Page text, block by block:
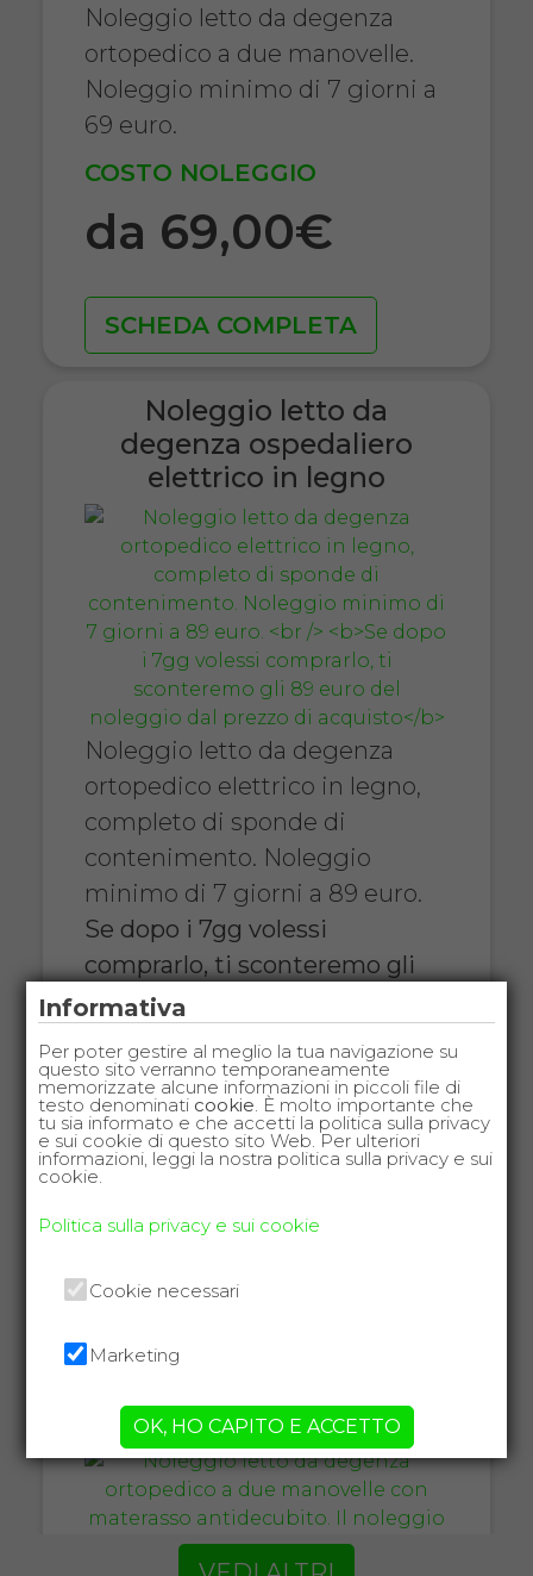
Noleggio letto da degenza
ortopedico a due manovelle.
Noleggio minimo di 7 giorni a
69 euro.
COSTO NOLEGGIO
da 69,00€
SCHEDA COMPLETA
Noleggio letto da
degenza ospedaliero
elettrico in legno
Noleggio letto da degenza
ortopedico elettrico in legno,
completo di sponde di
contenimento. Noleggio
minimo di 7 giorni a 89 euro.
Se dopo i 7gg volessi
comprarlo, ti sconteremo gli
89 euro del noleggio dal prezzo
COSTO NOLEGGIO
da 89,00€
SCHEDA COMPLETA
degenza ortopedico a
Materasso antidecubito
Informativa
Per poter gestire al meglio la tua navigazione su
questo sito verranno temporaneamente
memorizzate alcune informazioni in piccoli file di
testo denominati cookie . È molto importante che
tu sia informato e che accetti la politica sulla privacy
e sui cookie di questo sito Web. Per ulteriori
informazioni, leggi la nostra politica sulla privacy e sui
cookie.
Politica sulla privacy e sui cookie
Cookie necessari
Marketing
OK, HO CAPITO E ACCETTO